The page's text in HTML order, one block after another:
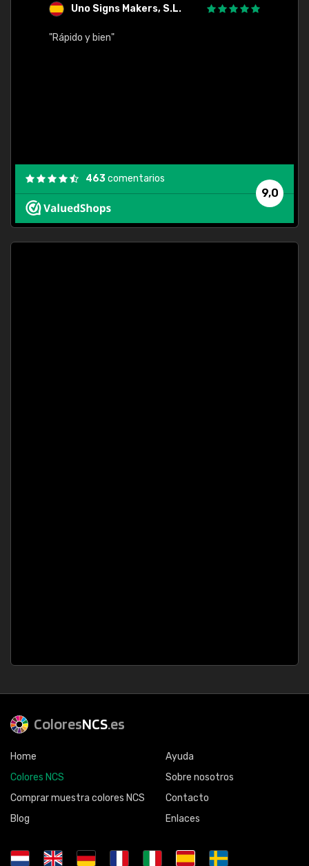
Uno Signs Makers, S.L.
"Rápido y bien"
9,0
463comentarios
ColoresNCS.es
Home
Colores NCS
Comprar muestra colores NCS
Blog
Ayuda
Sobre nosotros
Contacto
Enlaces